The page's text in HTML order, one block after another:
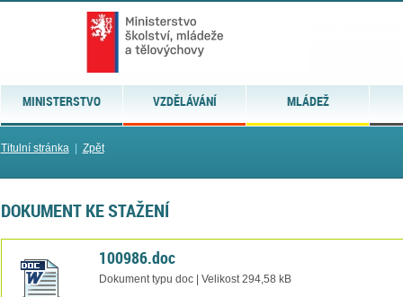
MINISTERSTVO VZDĚLÁVÁNÍ MLÁDEŽ
Titulní stránka| Zpět
DOKUMENT KE STAŽENÍ
100986.doc
Dokument typu doc | Velikost 294,58 kB